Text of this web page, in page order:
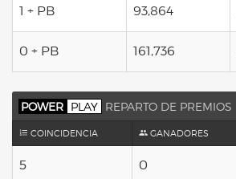
1 + PB 93,864
0 + PB 161,736
POWER PLAY REPARTO DE PREMIOS
COINCIDENCIA GANADORES
5 0